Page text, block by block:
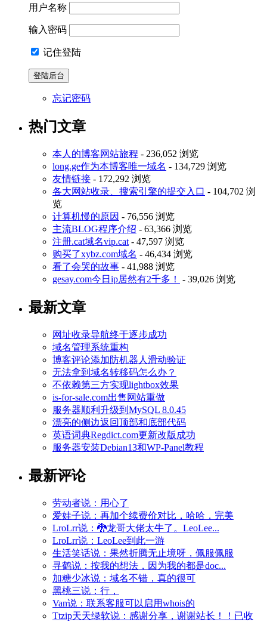
用户名称
输入密码
记住登陆
忘记密码
热门文章
本人的博客网站旅程 - 236,052 浏览
long.ge作为本博客唯一域名 - 134,729 浏览
友情链接 - 172,292 浏览
各大网站收录、搜索引擎的提交入口 - 104,702 浏
览
计算机慢的原因 - 76,556 浏览
主流BLOG程序介绍 - 63,366 浏览
注册.cat域名vip.cat - 47,597 浏览
购买了xybz.com域名 - 46,434 浏览
看了会哭的故事 - 41,988 浏览
gesay.com今日ip居然有2千多！
- 39,026 浏览
最新文章
网址收录导航终于逐步成功
域名管理系统重构
博客评论添加防机器人滑动验证
无法拿到域名转移码怎么办？
不依赖第三方实现lightbox效果
is-for-sale.com出售网站重做
服务器顺利升级到MySQL 8.0.45
漂亮的侧边返回顶部和底部代码
英语词典Regdict.com更新改版成功
服务器安装Debian13和WP-Panel教程
最新评论
劳动者说：用心了
爱娃子说：再加个续费价对比，哈哈，完美
LroLrr说：🐉龙哥大佬太牛了。LeoLee...
LroLrr说：LeoLee到此一游
生活笑话说：果然折腾无止境呀，佩服佩服
寻鹤说：按我的想法，因为我的都是doc...
加糖少冰说：域名不错，真的很可
黑桃三说：行，
Van说：联系客服可以启用whois的
Ttzip天天绿软说：感谢分享，谢谢站长！！已收